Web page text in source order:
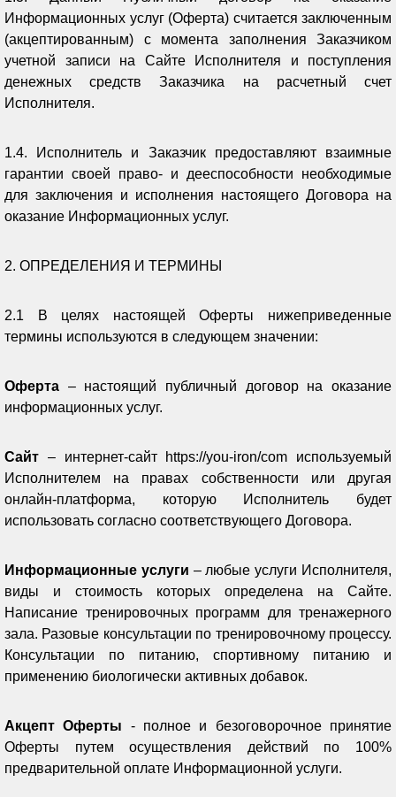
Информационных услуг (Оферта) считается заключенным
(акцептированным) с момента заполнения Заказчиком
учетной записи на Сайте Исполнителя и поступления
денежных средств Заказчика на расчетный счет
Исполнителя.
1.4. Исполнитель и Заказчик предоставляют взаимные
гарантии своей право- и дееспособности необходимые
для заключения и исполнения настоящего Договора на
оказание Информационных услуг.
2. ОПРЕДЕЛЕНИЯ И ТЕРМИНЫ
2.1 В целях настоящей Оферты нижеприведенные
термины используются в следующем значении:
Оферта – настоящий публичный договор на оказание
информационных услуг.
Сайт – интернет-сайт https://you-iron/com используемый
Исполнителем на правах собственности или другая
онлайн-платформа, которую Исполнитель будет
использовать согласно соответствующего Договора.
Информационные услуги – любые услуги Исполнителя,
виды и стоимость которых определена на Сайте.
Написание тренировочных программ для тренажерного
зала. Разовые консультации по тренировочному процессу.
Консультации по питанию, спортивному питанию и
применению биологически активных добавок.
Акцепт Оферты
- полное и безоговорочное принятие
Оферты путем осуществления действий по 100%
предварительной оплате Информационной услуги.